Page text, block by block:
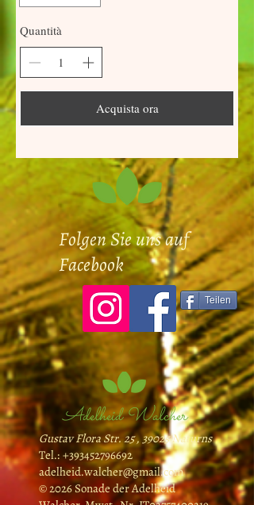
Quantità
Acquista ora
Folgen Sie uns auf
Facebook
Teilen
Adelheid Walcher
Gustav Flora Str. 25 , 39025 Naturns
Tel.: +393452796692
adelheid.walcher@gmail.com
© 2026 Sonade der Adelheid